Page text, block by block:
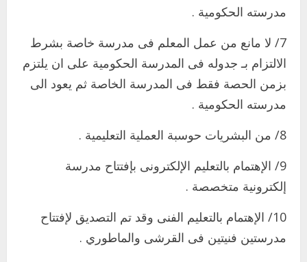
مدرسته الحكومية .
7/ لا مانع من عمل المعلم فى مدرسة خاصة بشرط
الالتزام بـ جدوله فى المدرسة الحكومية على ان يلتزم
بزمن الحصة فقط فى المدرسة الخاصة ثم يعود الى
مدرسته الحكومية .
8/ من البشريات حوسبة العملية التعليمية .
9/ الإهتمام بالتعليم الإلكترونى بإفتتاح مدرسة
إلكترونية متخصصة .
10/ الإهتمام بالتعليم الفنى وقد تم التصديق لإفتتاح
مدرستين فنيتين فى القرشى والماطوري .
2
التعليم الخاص بمحلية ودمدني الكبرى
بنسبة15%
أغسطس 3, 2026
اخر الاخبار
وزير التربية والتعليم بالولاية يدشن ورشة
ودمدني الكبرى
4
مدير إدارة الجودة و التطوير الإداري
بوزارة التربية تشارك الملتقي التنسيقي
الأول لمديري الجودة بالولايات
يوليو 29, 2026